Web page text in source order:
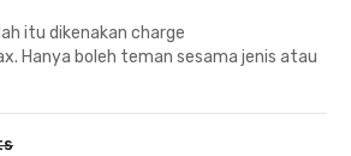
itu dikenakan charge
Hanya boleh teman sesama jenis atau